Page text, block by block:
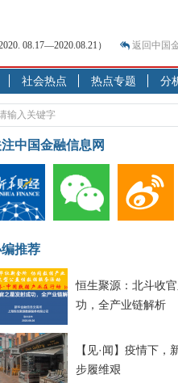
生？
07.27—2020.07.31）
起“跷跷板” 结构性失衡藏
明显下行
现最弱
链解析
08.17—2020.08.21）
返回中国
社会热点 热点专题 分
中国金融信息网
推荐
恒生聚源：北斗收
功，全产业链解析
【见·闻】疫情下，
步履维艰